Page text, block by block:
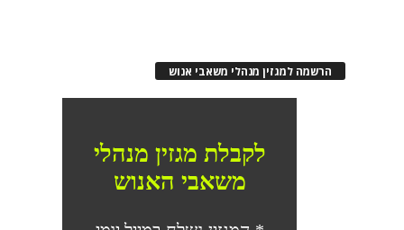
הרשמה למגזין מנהלי משאבי אנוש